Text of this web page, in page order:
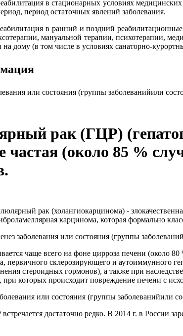
в стационарных условиях
период остаточных явлений заболевания.
в ранний и поздний
мануальной терапии, психотерапии,
дому (в том числе в условиях санаторно-
или состояния (группы заболеванийили
рак (ГЦР)
частая (около 85 %
рак (холангиокарцинома) -
карцинома, которая формально
заболевания или состояния (группы
чаще всего на фоне цирроза печени (около
первичного склерозирующего и аутоиммунного
стероидных гормонов), а также при
которых происходит повреждение печени с
или состояния (группы заболеванийили
достаточно редко. В 2014 г. в России